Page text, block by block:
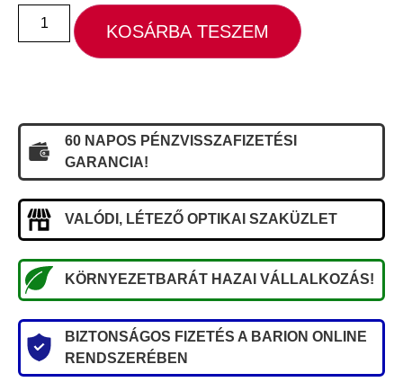
KOSÁRBA TESZEM
60 NAPOS PÉNZVISSZAFIZETÉSI
GARANCIA!
VALÓDI, LÉTEZŐ OPTIKAI SZAKÜZLET
KÖRNYEZETBARÁT HAZAI VÁLLALKOZÁS!
BIZTONSÁGOS FIZETÉS A BARION ONLINE
RENDSZERÉBEN